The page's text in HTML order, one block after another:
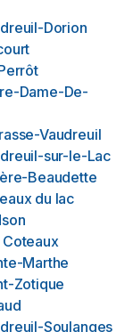
Dorion
Dame-De-
Vaudreuil
sur-le-Lac
Beaudette
du lac
Coteaux
Marthe
Zotique
Soulanges